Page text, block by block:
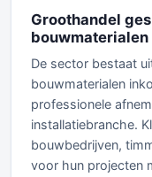
Groothandel
bouwmaterialen
De sector bestaat
bouwmaterialen
professionele
installatiebranche.
bouwbedrijven,
voor hun projecten